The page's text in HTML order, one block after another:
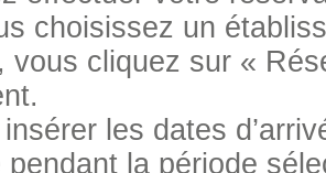
choisissez un
cliquez sur «
les dates
pendant la période